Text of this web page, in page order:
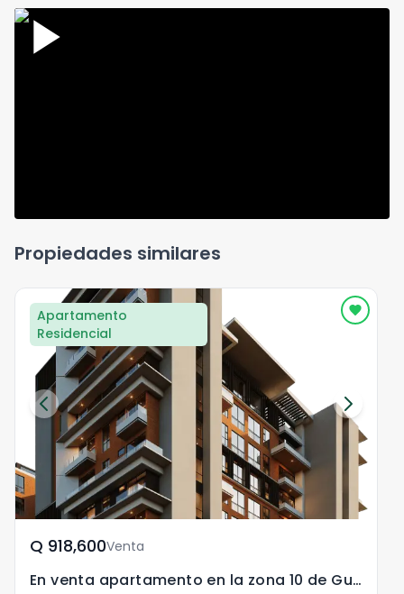
Propiedades similares
Apartamento
Residencial
Q	918,600Venta
En venta apartamento en la zona 10 de Guatemala